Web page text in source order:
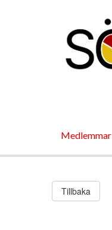
Medlemmar
Tillbaka